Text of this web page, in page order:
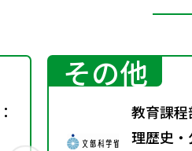
その他
教育課
理歴史